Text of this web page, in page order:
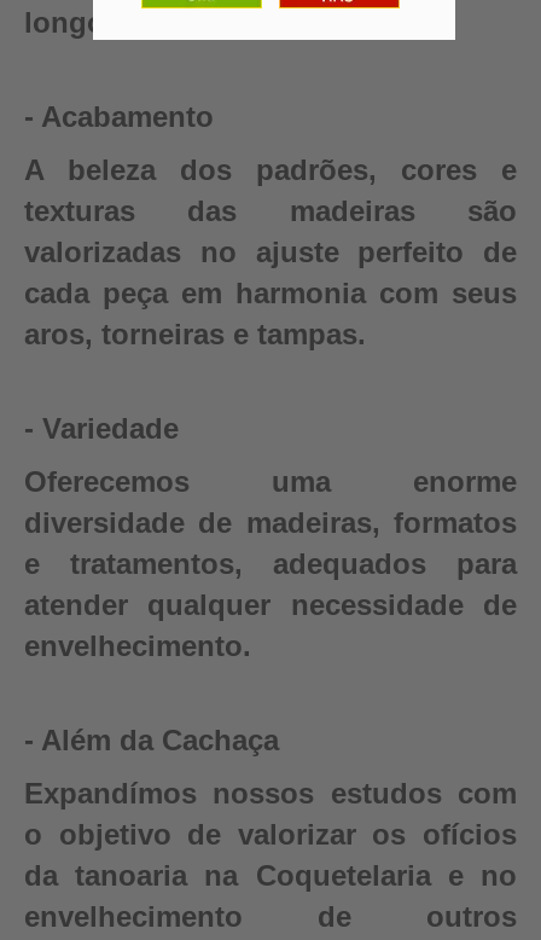
longo período de uso.
- Acabamento
A beleza dos padrões, cores e
texturas das madeiras são
valorizadas no ajuste perfeito de
cada peça em harmonia com seus
aros, torneiras e tampas.
- Variedade
Oferecemos uma enorme
diversidade de madeiras, formatos
e tratamentos, adequados para
atender qualquer necessidade de
envelhecimento.
- Além da Cachaça
Expandímos nossos estudos com
o objetivo de valorizar os ofícios
da tanoaria na Coquetelaria e no
envelhecimento de outros